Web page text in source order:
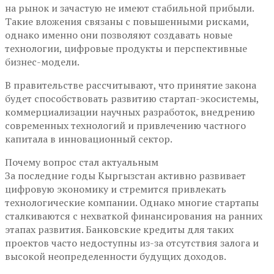
на рынок и зачастую не имеют стабильной прибыли.
Такие вложения связаны с повышенными рисками,
однако именно они позволяют создавать новые
технологии, цифровые продукты и перспективные
бизнес-модели.
В правительстве рассчитывают, что принятие закона
будет способствовать развитию стартап-экосистемы,
коммерциализации научных разработок, внедрению
современных технологий и привлечению частного
капитала в инновационный сектор.
Почему вопрос стал актуальным
За последние годы Кыргызстан активно развивает
цифровую экономику и стремится привлекать
технологические компании. Однако многие стартапы
сталкиваются с нехваткой финансирования на ранних
этапах развития. Банковские кредиты для таких
проектов часто недоступны из-за отсутствия залога и
высокой неопределенности будущих доходов.